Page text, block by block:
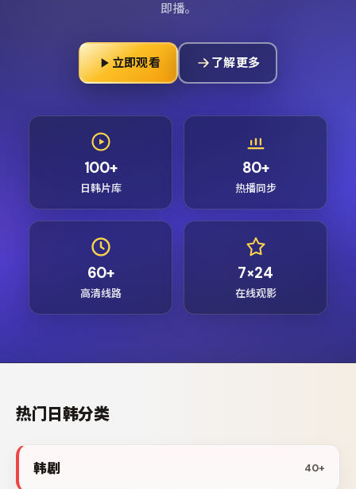
即播。
立即观看 了解更多
100+
日韩片库
80+
热播同步
60+
高清线路
7×24
在线观影
热门日韩分类
韩剧 40+